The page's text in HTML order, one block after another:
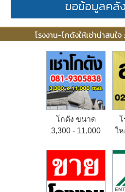
ขอข้อมูลคลั
โรงงาน-โกดังให้เช่าน่าสนใ
โกดัง ขนาด
3,300 - 11,000
ใ